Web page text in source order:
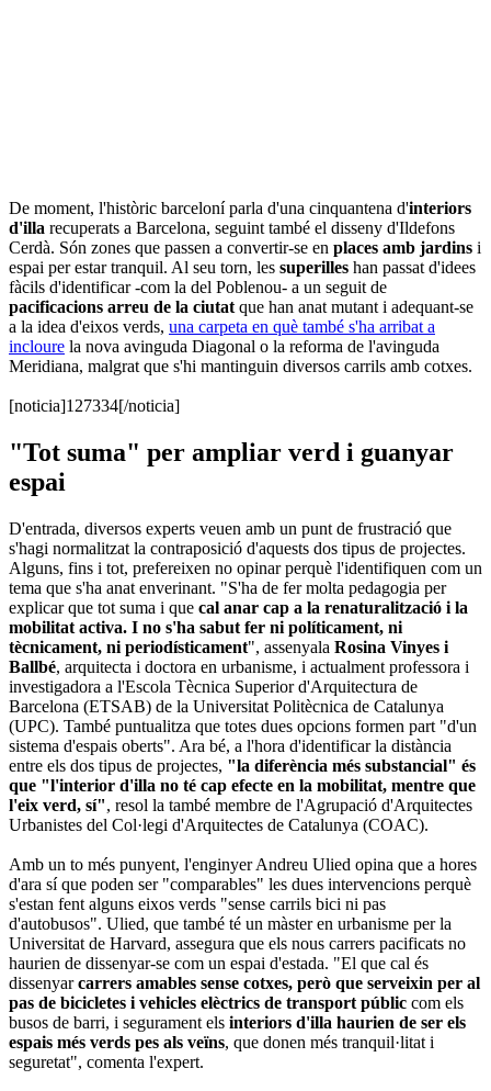
De moment, l'històric barceloní parla d'una cinquantena d'interiors
d'illa recuperats a Barcelona, seguint també el disseny d'Ildefons
Cerdà. Són zones que passen a convertir-se en places amb jardins i
espai per estar tranquil. Al seu torn, les superilles han passat d'idees
fàcils d'identificar -com la del Poblenou- a un seguit de
pacificacions arreu de la ciutatque han anat mutant i adequant-se
a la idea d'eixos verds, una carpeta en què també s'ha arribat a
incloure la nova avinguda Diagonal o la reforma de l'avinguda
Meridiana, malgrat que s'hi mantinguin diversos carrils amb cotxes.
[noticia]127334[/noticia]
"Tot suma" per ampliar verd i guanyar
espai
D'entrada, diversos experts veuen amb un punt de frustració que
s'hagi normalitzat la contraposició d'aquests dos tipus de projectes.
Alguns, fins i tot, prefereixen no opinar perquè l'identifiquen com un
tema que s'ha anat enverinant. "S'ha de fer molta pedagogia per
explicar que tot suma i que cal anar cap a la renaturalització i la
mobilitat activa. I no s'ha sabut fer ni políticament, ni
tècnicament, ni periodísticament", assenyala Rosina Vinyes i
Ballbé, arquitecta i doctora en urbanisme, i actualment professora i
investigadora a l'Escola Tècnica Superior d'Arquitectura de
Barcelona (ETSAB) de la Universitat Politècnica de Catalunya
(UPC). També puntualitza que totes dues opcions formen part "d'un
sistema d'espais oberts". Ara bé, a l'hora d'identificar la distància
entre els dos tipus de projectes, "la diferència més substancial" és
que "l'interior d'illa no té cap efecte en la mobilitat, mentre que
l'eix verd, sí", resol la també membre de l'Agrupació d'Arquitectes
Urbanistes del Col·legi d'Arquitectes de Catalunya (COAC).
Amb un to més punyent, l'enginyer Andreu Ulied opina que a hores
d'ara sí que poden ser "comparables" les dues intervencions perquè
s'estan fent alguns eixos verds "sense carrils bici ni pas
d'autobusos". Ulied, que també té un màster en urbanisme per la
Universitat de Harvard, assegura que els nous carrers pacificats no
haurien de dissenyar-se com un espai d'estada. "El que cal és
dissenyarcarrers amables sense cotxes, però que serveixin per al
pas de bicicletes i vehicles elèctrics de transport públic com els
busos de barri, i segurament els interiors d'illa haurien de ser els
espais més verds pes als veïns, que donen més tranquil·litat i
seguretat", comenta l'expert.